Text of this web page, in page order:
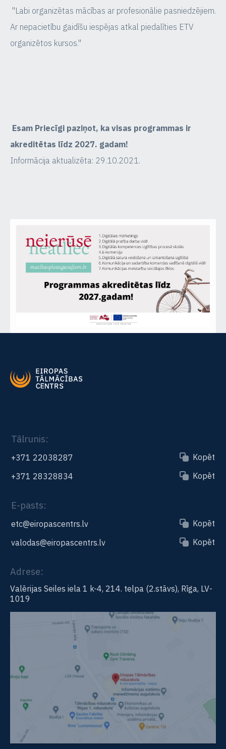
"Labi organizētas mācības ar profesionālie pasniedzējiem.
Ar nepacietību gaidīšu iespējas atkal piedalīties ETV
organizētos kursos."
Esam Priecīgi paziņot, ka visas programmas ir
akreditētas līdz 2027. gadam!
Informācija aktualizēta: 29.10.2021.
Tālrunis:
+371 22038287
Kopēt
+371 28328834
Kopēt
E-pasts:
etc@eiropascentrs.lv
Kopēt
valodas@eiropascentrs.lv
Kopēt
Adrese:
Valērijas Seiles iela 1 k-4, 214. telpa (2.stāvs), Rīga, LV-
1019